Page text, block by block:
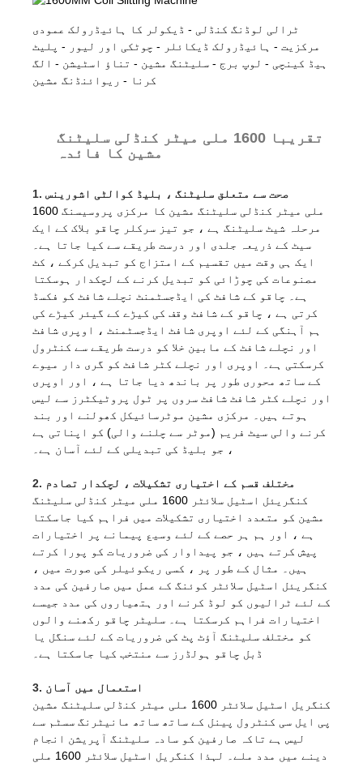
ٹرالی لوڈنگ کنڈلی - ڈیکولر کا ہائیڈرولک عمودی
مرکزیت - ہائیڈرولک ڈیکائلر - چوٹکی اور لیور - پلیٹ
ہیڈ کینچی - لوپ برج - سلیٹنگ مشین - تناؤ اسٹیشن - الگ
کرنا - ریوائنڈنگ مشین
تقریبا 1600 ملی میٹر کنڈلی سلیٹنگ
مشین کا فائدہ
1. صحت سے متعلق سلیٹنگ ، بلیڈ کوالٹی اشورینس
1600 ملی میٹر کنڈلی سلیٹنگ مشین کا مرکزی پروسیسنگ
مرحلہ شیٹ سلیٹنگ ہے ، جو تیز سرکلر چاقو بلاک کے ایک
سیٹ کے ذریعہ جلدی اور درست طریقے سے کیا جاتا ہے۔
ایک ہی وقت میں تقسیم کے امتزاج کو تبدیل کرکے ، کٹ
مصنوعات کی چوڑائی کو تبدیل کرنے کے لچکدار ہوسکتا
ہے۔ چاقو کے شافٹ کی ایڈجسٹمنٹ نچلے شافٹ کو فکسڈ
کرتی ہے ، چاقو کے شافٹ وقف کی کیڑے کے گیئر کیڑے کی
ہم آہنگی کے لئے اوپری شافٹ ایڈجسٹمنٹ ، اوپری شافٹ
اور نچلے شافٹ کے مابین خلا کو درست طریقے سے کنٹرول
کرسکتی ہے۔ اوپری اور نچلے کٹر شافٹ کو گری دار میوے
کے ساتھ محوری طور پر باندھ دیا جاتا ہے ، اور اوپری
اور نچلے کٹر شافٹ شافٹ سروں پر ٹول پروٹیکٹرز سے لیس
ہوتے ہیں۔ مرکزی مشین موٹرسائیکل کھولنے اور بند
کرنے والی سیٹ فریم (موٹر سے چلنے والی) کو اپناتی ہے
، جو بلیڈ کی تبدیلی کے لئے آسان ہے۔
2. مختلف قسم کے اختیاری تشکیلات ، لچکدار تصادم
کنگریئل اسٹیل سلائٹر 1600 ملی میٹر کنڈلی سلیٹنگ
مشین کو متعدد اختیاری تشکیلات میں فراہم کیا جاسکتا
ہے ، اور ہم ہر حصے کے لئے وسیع پیمانے پر اختیارات
پیش کرتے ہیں ، جو پیداوار کی ضروریات کو پورا کرتے
ہیں۔ مثال کے طور پر ، کسی ریکوئیلر کی صورت میں ،
کنگریئل اسٹیل سلائٹر کوئنگ کے عمل میں صارفین کی مدد
کے لئے ٹرالیوں کو لوڈ کرنے اور ہتھیاروں کی مدد جیسے
اختیارات فراہم کرسکتا ہے۔ سلیٹر چاقو رکھنے والوں
کو مختلف سلیٹنگ آؤٹ پٹ کی ضروریات کے لئے سنگل یا
ڈبل ​​چاقو ہولڈرز سے منتخب کیا جاسکتا ہے۔
3. استعمال میں آسان
کنگریل اسٹیل سلائٹر 1600 ملی میٹر کنڈلی سلیٹنگ مشین
پی ایل سی کنٹرول پینل کے ساتھ ساتھ مانیٹرنگ سسٹم سے
لیس ہے تاکہ صارفین کو سادہ سلیٹنگ آپریشن انجام
دینے میں مدد ملے۔ لہذا کنگریل اسٹیل سلائٹر 1600 ملی